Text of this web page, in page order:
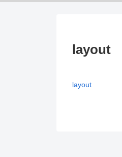
layout
layout